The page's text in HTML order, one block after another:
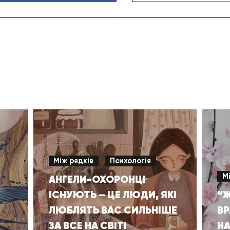
Між рядків Психологія
АНГЕЛИ-ОХОРОНЦІ
ІСНУЮТЬ – ЦЕ ЛЮДИ, ЯКІ
ЛЮБЛЯТЬ ВАС СИЛЬНІШЕ
ЗА ВСЕ НА СВІТІ